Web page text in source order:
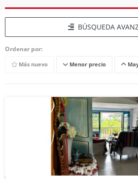
BÚSQUEDA
Ordenar por:
Más nuevo Menor precio